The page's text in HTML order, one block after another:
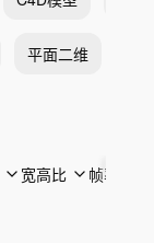
平面二维
宽高比 帧率